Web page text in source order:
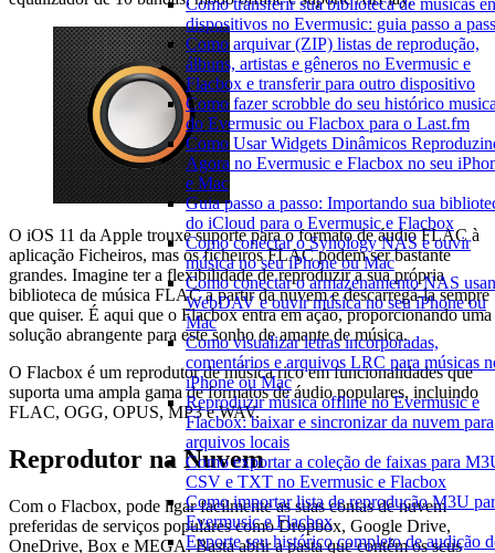
Como transferir sua biblioteca de músicas
dispositivos no Evermusic: guia passo a
Como arquivar (ZIP) listas de reprodução,
álbuns, artistas e gêneros no Evermusic e
Flacbox e transferir para outro dispositivo
Como fazer scrobble do seu histórico
do Evermusic ou Flacbox para o Last.fm
Como Usar Widgets Dinâmicos
Agora no Evermusic e Flacbox no seu
e Mac
Guia passo a passo: Importando sua
do iCloud para o Evermusic e Flacbox
Como conectar o Synology NAS e ouvir
música no seu iPhone ou Mac
Como conectar o armazenamento NAS
WebDAV e ouvir música no seu iPhone ou
Mac
Como visualizar letras incorporadas,
comentários e arquivos LRC para músicas
iPhone ou Mac
Reproduzir música offline no Evermusic e
Flacbox: baixar e sincronizar da nuvem para
arquivos locais
Como exportar a coleção de faixas para
CSV e TXT no Evermusic e Flacbox
Como importar lista de reprodução M3U
Evermusic e Flacbox
Exporte seu histórico completo de audição
O iOS 11 da Apple trouxe suporte para o formato de áudio FLAC à
aplicação Ficheiros, mas os ficheiros FLAC podem ser bastante
grandes. Imagine ter a flexibilidade de reproduzir a sua própria
biblioteca de música FLAC a partir da nuvem e descarregá-la sempre
que quiser. É aqui que o Flacbox entra em ação, proporcionando uma
solução abrangente para este sonho de amante de música.
O Flacbox é um reprodutor de música rico em funcionalidades que
suporta uma ampla gama de formatos de áudio populares, incluindo
FLAC, OGG, OPUS, MP3 e WAV.
Reprodutor na Nuvem
Com o Flacbox, pode ligar facilmente as suas contas de nuvem
preferidas de serviços populares como Dropbox, Google Drive,
OneDrive, Box e MEGA. Basta abrir a pasta que contém os seus